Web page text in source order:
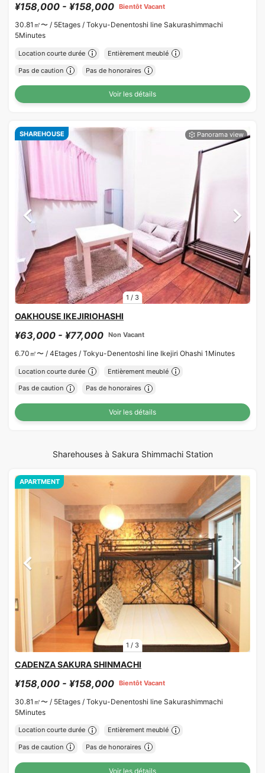
¥158,000 - ¥158,000 Bientôt Vacant
30.81㎡〜 / 5Etages / Tokyu-Denentoshi line Sakurashimmachi
5Minutes
Location courte durée Entièrement meublé
Pas de caution Pas de honoraires
Voir les détails
1 / 3
SHAREHOUSE
OAKHOUSE IKEJIRIOHASHI
¥63,000 - ¥77,000 Non Vacant
6.70㎡〜 / 4Etages / Tokyu-Denentoshi line Ikejiri Ohashi 1Minutes
Location courte durée Entièrement meublé
Pas de caution Pas de honoraires
Voir les détails
Sharehouses à Sakura Shimmachi Station
1 / 3
APARTMENT
CADENZA SAKURA SHINMACHI
¥158,000 - ¥158,000 Bientôt Vacant
30.81㎡〜 / 5Etages / Tokyu-Denentoshi line Sakurashimmachi
5Minutes
Location courte durée Entièrement meublé
Pas de caution Pas de honoraires
Voir les détails